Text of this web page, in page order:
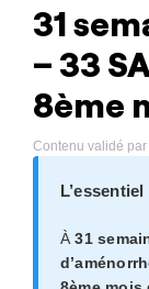
31
– 33
8ème
Contenu validé par
À31